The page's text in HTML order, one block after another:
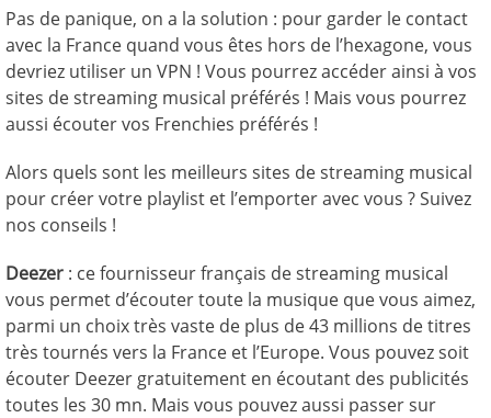
Pas de panique, on a la solution : pour garder le contact
avec la France quand vous êtes hors de l’hexagone, vous
devriez utiliser un VPN ! Vous pourrez accéder ainsi à vos
sites de streaming musical préférés ! Mais vous pourrez
aussi écouter vos Frenchies préférés !
Alors quels sont les meilleurs sites de streaming musical
pour créer votre playlist et l’emporter avec vous ? Suivez
nos conseils !
Deezer : ce fournisseur français de streaming musical
vous permet d’écouter toute la musique que vous aimez,
parmi un choix très vaste de plus de 43 millions de titres
très tournés vers la France et l’Europe. Vous pouvez soit
écouter Deezer gratuitement en écoutant des publicités
toutes les 30 mn. Mais vous pouvez aussi passer sur